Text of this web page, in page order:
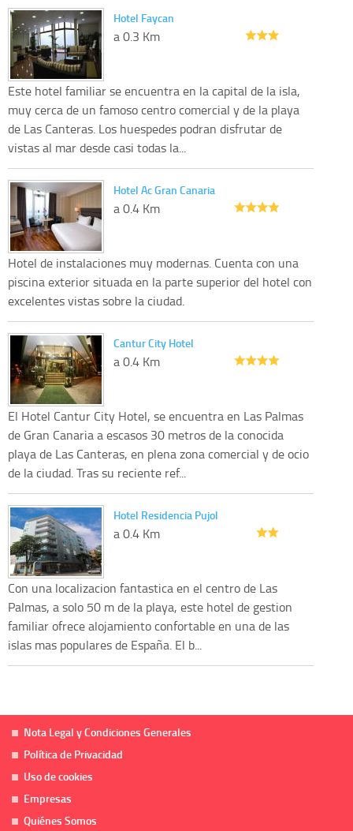
Hotel Faycan
a 0.3 Km
Este hotel familiar se encuentra en la capital de la isla,
muy cerca de un famoso centro comercial y de la playa
de Las Canteras. Los huespedes podran disfrutar de
vistas al mar desde casi todas la...
Hotel Ac Gran Canaria
a 0.4 Km
Hotel de instalaciones muy modernas. Cuenta con una
piscina exterior situada en la parte superior del hotel con
excelentes vistas sobre la ciudad.
Cantur City Hotel
a 0.4 Km
El Hotel Cantur City Hotel, se encuentra en Las Palmas
de Gran Canaria a escasos 30 metros de la conocida
playa de Las Canteras, en plena zona comercial y de ocio
de la ciudad. Tras su reciente ref...
Hotel Residencia Pujol
a 0.4 Km
Con una localizacion fantastica en el centro de Las
Palmas, a solo 50 m de la playa, este hotel de gestion
familiar ofrece alojamiento confortable en una de las
islas mas populares de España. El b...
Nota Legal y Condiciones Generales
Política de Privacidad
Uso de cookies
Empresas
Quiénes Somos